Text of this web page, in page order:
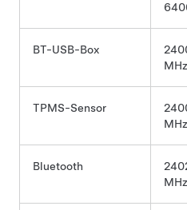
BT-USB-Box
MHz
TPMS-Sensor
MHz
Bluetooth
MHz